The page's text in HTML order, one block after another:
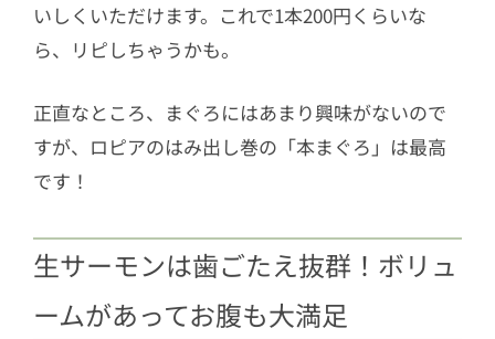
いしくいただけます。これで1本200円くらいな
ら、リピしちゃうかも。
正直なところ、まぐろにはあまり興味がないので
すが、ロピアのはみ出し巻の「本まぐろ」は最高
です！
生サーモンは歯ごたえ抜群！ボリュ
ームがあってお腹も大満足